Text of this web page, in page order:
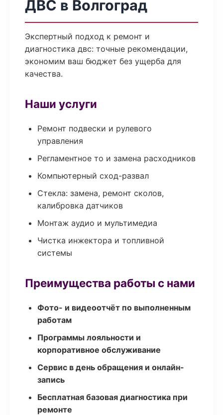
ДВС в Волгоград
Экспертный подход к ремонт и
диагностика двс: точные рекомендации,
экономим ваш бюджет без ущерба для
качества.
Наши услуги
Ремонт подвески и рулевого
управления
Регламентное то и замена расходников
Компьютерный сход-развал
Стекла: замена, ремонт сколов,
калибровка датчиков
Монтаж аудио и мультимедиа
Чистка инжектора и топливной
системы
Преимущества работы с нами
Фото- и видеоотчёт по выполненным
работам
Программы лояльности и
корпоративное обслуживание
Сервис в день обращения и онлайн-
запись
Бесплатная базовая диагностика при
ремонте